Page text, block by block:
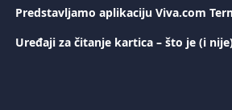
Predstavljamo aplikaciju Viva.com
Uređaji za čitanje kartica – što je (i